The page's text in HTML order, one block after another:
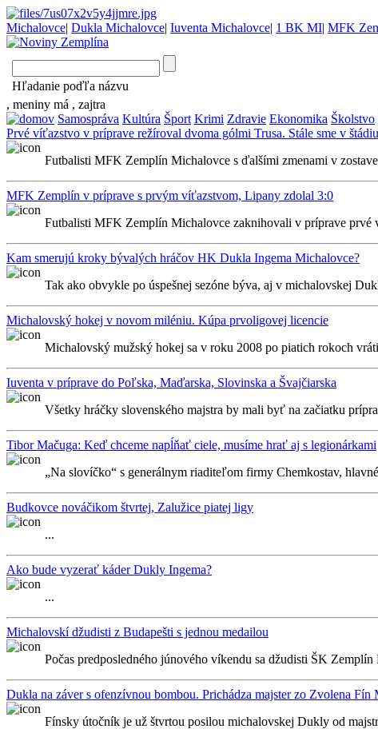
Michalovce| Dukla Michalovce| Iuventa Michalovce| 1 BK MI| MFK
Hľadanie poďľa názvu
, meniny má , zajtra
Samospráva Kultúra Šport Krimi Zdravie Ekonomika Školstvo
Prvé víťazstvo v príprave režíroval dvoma gólmi Trusa. Stále sme v
Futbalisti MFK Zemplín Michalovce s ďalšími zmenami v
MFK Zemplín v príprave s prvým víťazstvom, Lipany zdolal 3:0
Futbalisti MFK Zemplín Michalovce zaknihovali v príprave prvé
Kam smerujú kroky bývalých hráčov HK Dukla Ingema Michalovce?
Tak ako obvykle po úspešnej sezóne býva, aj v michalovskej
Michalovský hokej v novom miléniu. Kúpa prvoligovej licencie
Michalovský mužský hokej sa v roku 2008 po piatich rokoch
Iuventa v príprave do Poľska, Maďarska, Slovinska a Švajčiarska
Všetky hráčky slovenského majstra by mali byť na začiatku
Tibor Mačuga: Keď chceme napĺňať ciele, musíme hrať aj s legionárkami
„Na slovíčko“ s generálnym riaditeľom firmy Chemkostav,
Budkovce nováčikom štvrtej, Zalužice piatej ligy
...
Ako bude vyzerať káder Dukly Ingema?
...
Michalovskí džudisti z Budapešti s jednou medailou
Počas predposledného júnového víkendu sa džudisti ŠK
Dukla na záver s ofenzívnou bombou. Prichádza majster zo Zvolena
Fínsky útočník je už štvrtou posilou michalovskej Dukly od